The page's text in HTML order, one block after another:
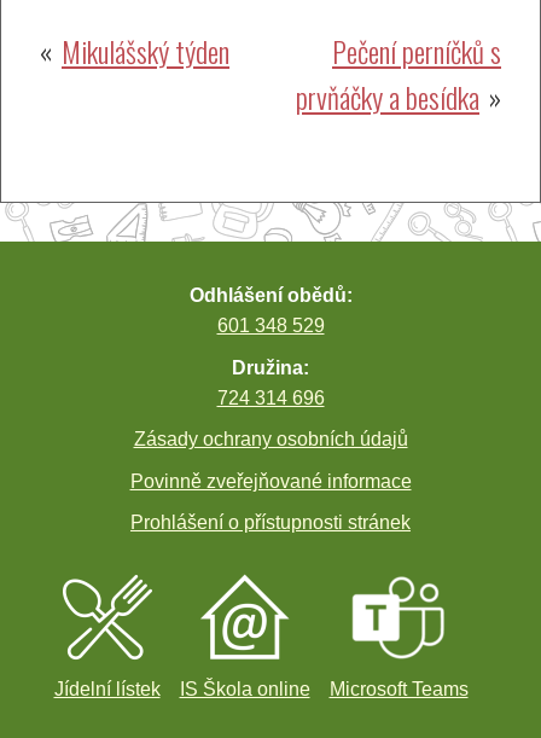
Navigace
Mikulášský týden
Pečení perníčků s
prvňáčky a besídka
Odhlášení obědů:
601 348 529
Družina:
724 314 696
Zásady ochrany osobních údajů
Povinně zveřejňované informace
Prohlášení o přístupnosti stránek
Jídelní lístek IS Škola online Microsoft Teams